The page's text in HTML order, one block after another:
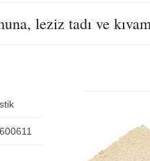
leziz tadı ve